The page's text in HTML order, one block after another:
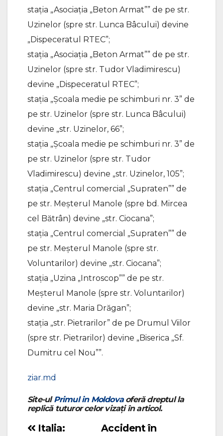
stația „Asociația „Beton Armat”” de pe str.
Uzinelor (spre str. Lunca Bâcului) devine
„Dispeceratul RTEC”;
stația „Asociația „Beton Armat”” de pe str.
Uzinelor (spre str. Tudor Vladimirescu)
devine „Dispeceratul RTEC”;
stația „Școala medie pe schimburi nr. 3” de
pe str. Uzinelor (spre str. Lunca Bâcului)
devine „str. Uzinelor, 66”;
stația „Școala medie pe schimburi nr. 3” de
pe str. Uzinelor (spre str. Tudor
Vladimirescu) devine „str. Uzinelor, 105”;
stația „Centrul comercial „Supraten”” de
pe str. Meșterul Manole (spre bd. Mircea
cel Bătrân) devine „str. Ciocana”;
stația „Centrul comercial „Supraten”” de
pe str. Meșterul Manole (spre str.
Voluntarilor) devine „str. Ciocana”;
stația „Uzina „Introscop”” de pe str.
Meșterul Manole (spre str. Voluntarilor)
devine „str. Maria Drăgan”;
stația „str. Pietrarilor” de pe Drumul Viilor
(spre str. Pietrarilor) devine „Biserica „Sf.
Dumitru cel Nou””.
ziar.md
Site-ulPrimul in Moldovaoferă dreptul la
replică tuturor celor vizați în articol.
Navigare
Accident în
Italia: